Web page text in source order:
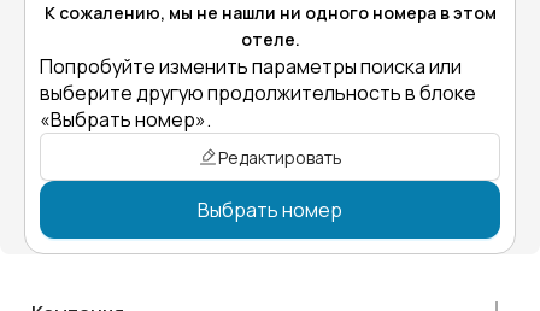
К сожалению, мы не нашли ни одного номера в этом
отеле.
Попробуйте изменить параметры поиска или
выберите другую продолжительность в блоке
«Выбрать номер».
Редактировать
Выбрать номер